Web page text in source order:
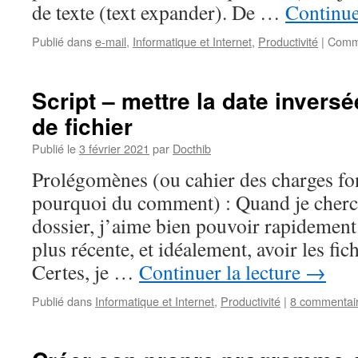
de texte (text expander). De …
Publié danse-mail, Informatique et Internet, Productivité |
Script – mettre la date
de fichier
Publié le3 février 2021 par Docthib
Prolégomènes (ou cahier des charges
pourquoi du comment) : Quand je
dossier, j’aime bien pouvoir
plus récente, et idéalement, avoir les
Certes, je … Continuer la lecture →
Publié dans Informatique et Internet, Productivité | 8